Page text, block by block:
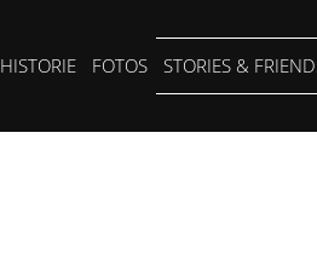
HISTORIE FOTOS STORIES &